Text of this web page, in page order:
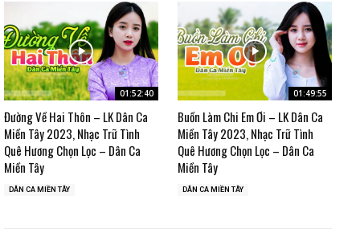
01:52:40
Đường Về Hai Thôn – LK Dân Ca
Miền Tây 2023, Nhạc Trữ Tình
Quê Hương Chọn Lọc – Dân Ca
Miền Tây
DÂN CA MIỀN TÂY
01:49:55
Buồn Làm Chi Em Ơi – LK Dân Ca
Miền Tây 2023, Nhạc Trữ Tình
Quê Hương Chọn Lọc – Dân Ca
Miền Tây
DÂN CA MIỀN TÂY